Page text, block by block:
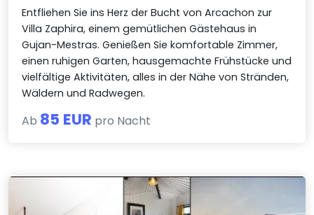
Entfliehen Sie ins Herz der Bucht von Arcachon zur
Villa Zaphira, einem gemütlichen Gästehaus in
Gujan-Mestras. Genießen Sie komfortable Zimmer,
einen ruhigen Garten, hausgemachte Frühstücke und
vielfältige Aktivitäten, alles in der Nähe von Stränden,
Wäldern und Radwegen.
Ab 85 EUR pro Nacht